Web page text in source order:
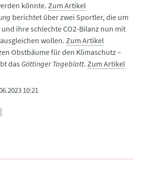
könnte. Zum Artikel
berichtet über zwei Sportler, die um
ihre schlechte CO2-Bilanz nun mit
wollen. Zum Artikel
Obstbäume für den Klimaschutz –
das Göttinger Tageblatt. Zum Artikel
10:21